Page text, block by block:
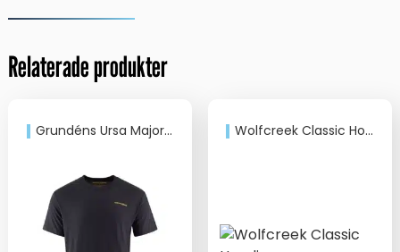
Relaterade produkter
Grundéns Ursa Major SS T-Shirt Black Wolfcreek Classic Hoodie